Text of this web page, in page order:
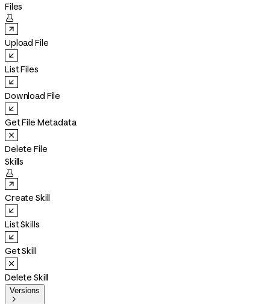
Files

Upload File
List Files
Download File
Get File Metadata
Delete File
Skills

Create Skill
List Skills
Get Skill
Delete Skill
Versions
